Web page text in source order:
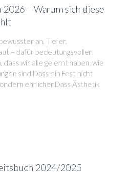
2026 – Warum sich diese
an. Tiefer.
– dafür bedeutungsvoller.
dass wir alle gelernt haben, wie
sind.Dass ein Fest nicht
ehrlicher.Dass Ästhetik
2024/2025